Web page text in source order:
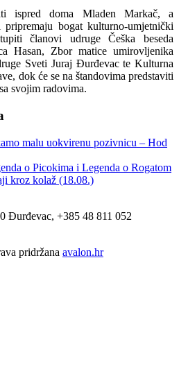
ispred doma Mladen Markač, a
pripremaju bogat kulturno-umjetnički
članovi udruge Češka beseda
Hasan, Zbor matice umirovljenika
Sveti Juraj Đurđevac te Kulturna
dok će se na štandovima predstaviti
svojim radovima.
malu uokvirenu pozivnicu – Hod
o Picokima i Legenda o Rogatom
kroz kolaž (18.08.)
Đurđevac, +385 48 811 052
pridržana avalon.hr